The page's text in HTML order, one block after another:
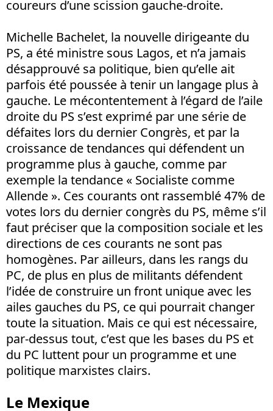
coureurs d’une scission gauche-droite.
Michelle Bachelet, la nouvelle dirigeante du
PS, a été ministre sous Lagos, et n’a jamais
désapprouvé sa politique, bien qu’elle ait
parfois été poussée à tenir un langage plus à
gauche. Le mécontentement à l’égard de l’aile
droite du PS s’est exprimé par une série de
défaites lors du dernier Congrès, et par la
croissance de tendances qui défendent un
programme plus à gauche, comme par
exemple la tendance « Socialiste comme
Allende ». Ces courants ont rassemblé 47% de
votes lors du dernier congrès du PS, même s’il
faut préciser que la composition sociale et les
directions de ces courants ne sont pas
homogènes. Par ailleurs, dans les rangs du
PC, de plus en plus de militants défendent
l’idée de construire un front unique avec les
ailes gauches du PS, ce qui pourrait changer
toute la situation. Mais ce qui est nécessaire,
par-dessus tout, c’est que les bases du PS et
du PC luttent pour un programme et une
politique marxistes clairs.
Le Mexique